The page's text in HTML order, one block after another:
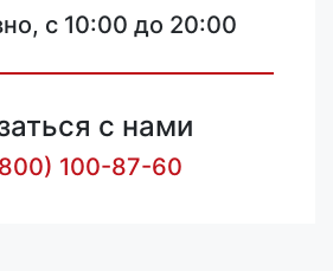
с 10:00 до 20:00
с нами
100-87-60